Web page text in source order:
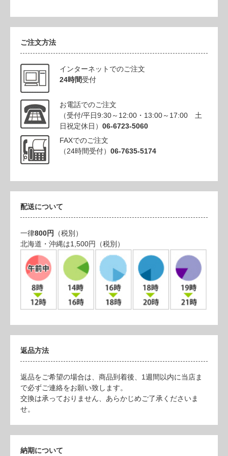
ご注文方法
インターネットでのご注文
24時間受付
お電話でのご注文
（受付/平日9:30～12:00・13:00～17:00 土
日祝定休日） 06-6723-5060
FAXでのご注文
（24時間受付） 06-7635-5174
配送について
一律800円 （税別）
北海道・沖縄は1,500円（税別）
返品方法
返品をご希望の場合は、商品到着後、1週間以内に当店ま
で必ずご連絡をお願い致します。
交換は承っておりません、あらかじめご了承くださいま
せ。
納期について